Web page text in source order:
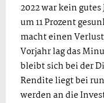
2022 war kein
um 11 Prozent
macht einen
Vorjahr lag das
bleibt sich bei der
Rendite liegt bei
werden an die